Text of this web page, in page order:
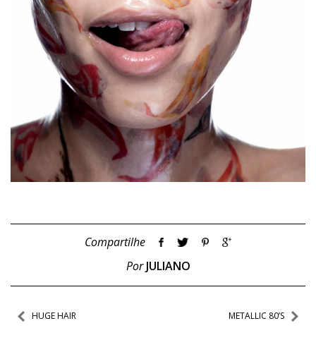
Compartilhe
PorJULIANO
Navegação
HUGE HAIR METALLIC 80’S